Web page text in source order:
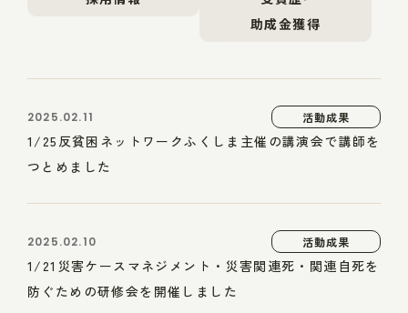
助成金獲得
2025.02.11 活動成果
1/25反貧困ネットワークふくしま主催の講演会で講師を
つとめました
2025.02.10 活動成果
1/21災害ケースマネジメント・災害関連死・関連自死を
防ぐための研修会を開催しました